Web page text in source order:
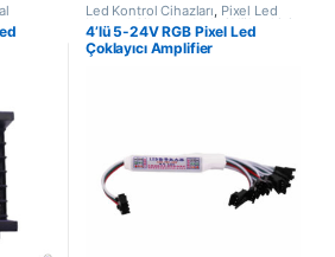
Led Kontrol Cihazları Pixel Led
Kontrol Cihazları, Voltaj Yükseltici
(Amplifier)
4’lü 5-24V RGB Pixel Led
Çoklayıcı Amplifier